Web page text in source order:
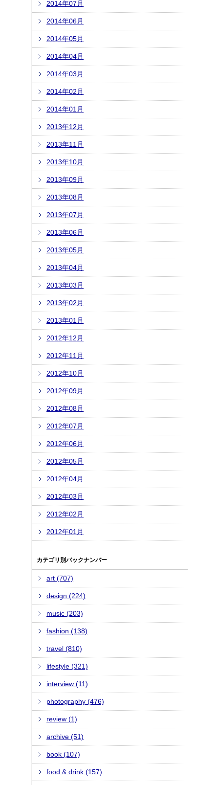
2014年07月
2014年06月
2014年05月
2014年04月
2014年03月
2014年02月
2014年01月
2013年12月
2013年11月
2013年10月
2013年09月
2013年08月
2013年07月
2013年06月
2013年05月
2013年04月
2013年03月
2013年02月
2013年01月
2012年12月
2012年11月
2012年10月
2012年09月
2012年08月
2012年07月
2012年06月
2012年05月
2012年04月
2012年03月
2012年02月
2012年01月
カテゴリ別バックナンバー
art (707)
design (224)
music (203)
fashion (138)
travel (810)
lifestyle (321)
interview (11)
photography (476)
review (1)
archive (51)
book (107)
food & drink (157)